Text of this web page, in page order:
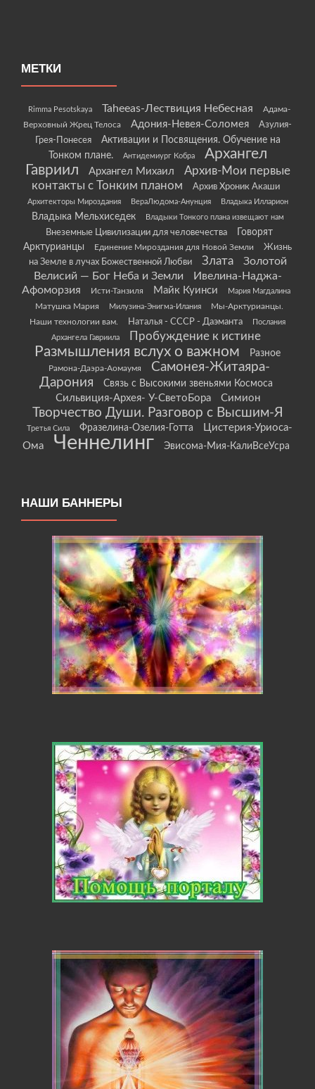
МЕТКИ
Rimma Pesotskaya Taheeas-Лествиция Небесная
Адама-
Верховный Жрец Телоса
Адония-Невея-Соломея
Азулия-
Грея-Понесея
Активации и Посвящения. Обучение на
Тонком плане.
Антидемиург Кобра
Архангел
Гавриил
Архангел Михаил
Архив-Мои первые
контакты с Тонким планом
Архив Хроник Акаши
Архитекторы Мироздания ВераЛюдома-Анунция Владыка Илларион
Владыка Мельхиседек Владыки Тонкого плана извещают нам
Внеземные Цивилизации для человечества
Говорят
Арктурианцы
Единение Мироздания для Новой Земли
Жизнь
на Земле в лучах Божественной Любви
Злата
Золотой
Велисий — Бог Неба и Земли
Ивелина-Наджа-
Афоморзия
Исти-Танзиля Майк Куинси Мария Магдалина
Матушка Мария Милузина-Энигма-Илания
Мы-Арктурианцы.
Наши технологии вам.
Наталья - СССР - Даэманта
Послания
Архангела Гавриила
Пробуждение к истине
Размышления вслух о важном Разное
Рамона-Даэра-Аомаумя
Самонея-Житаяра-
Дарония
Связь с Высокими звеньями Космоса
Сильвиция-Архея- У-СветоБора Симион
Творчество Души. Разговор с Высшим-Я
Третья Сила Фразелина-Озелия-Готта
Цистерия-Уриоса-
Ома
Ченнелинг Эвисома-Мия-КалиВсеУсра
НАШИ БАННЕРЫ